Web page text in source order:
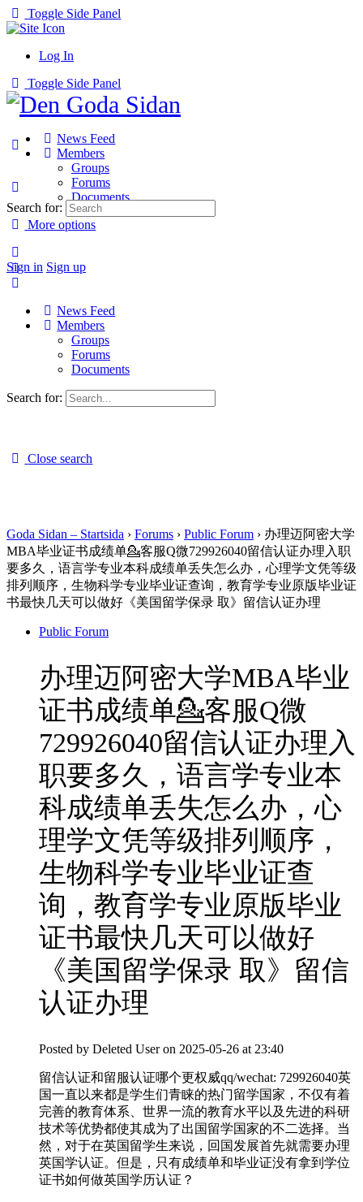
Toggle Side Panel
Log In
Toggle Side Panel
News Feed
Members
Groups
Forums
Documents
More options
Sign in Sign up
Search for:
News Feed
Members
Groups
Forums
Documents
Search for:
Close search
Goda Sidan – Startsida › Forums › Public Forum › 办理迈阿密大学
MBA毕业证书成绩单💁客服Q微729926040留信认证办理入职
要多久，语言学专业本科成绩单丢失怎么办，心理学文凭等级
排列顺序，生物科学专业毕业证查询，教育学专业原版毕业证
书最快几天可以做好《美国留学保录 取》留信认证办理
Public Forum
办理迈阿密大学MBA毕业
证书成绩单💁客服Q微
729926040留信认证办理入
职要多久，语言学专业本
科成绩单丢失怎么办，心
理学文凭等级排列顺序，
生物科学专业毕业证查
询，教育学专业原版毕业
证书最快几天可以做好
《美国留学保录 取》留信
认证办理
Posted by Deleted User on 2025-05-26 at 23:40
留信认证和留服认证哪个更权威qq/wechat: 729926040英
国一直以来都是学生们青睐的热门留学国家，不仅有着
完善的教育体系、世界一流的教育水平以及先进的科研
技术等优势都使其成为了出国留学国家的不二选择。当
然，对于在英国留学生来说，回国发展首先就需要办理
英国学认证。但是，只有成绩单和毕业证没有拿到学位
证书如何做英国学历认证？